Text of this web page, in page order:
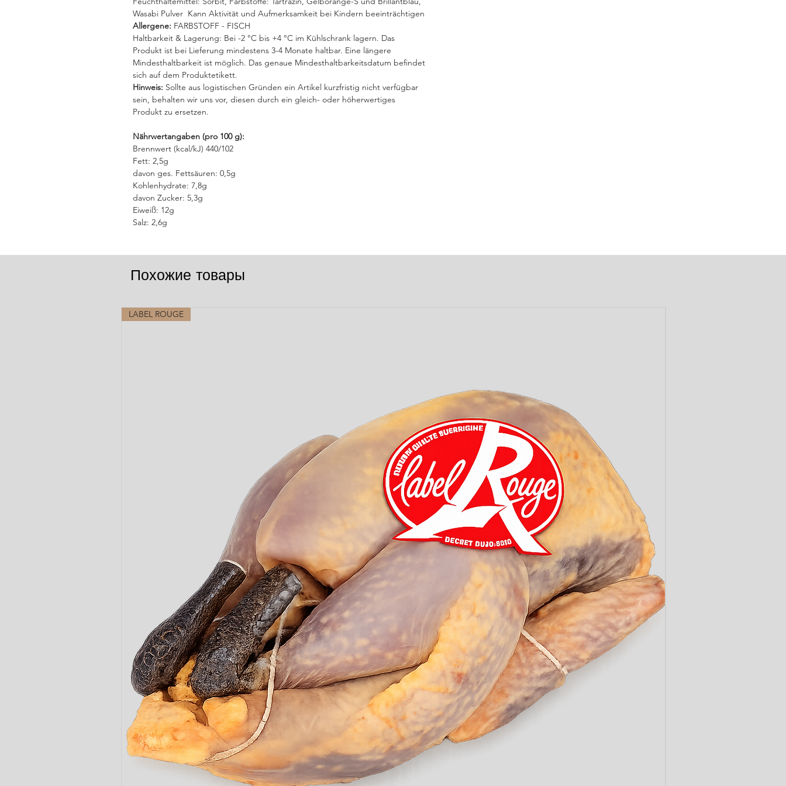
Wasabi Pulver Kann Aktivität und Aufmerksamkeit bei Kindern beeinträchtigen
Allergene: FARBSTOFF - FISCH
Haltbarkeit & Lagerung: Bei -2 °C bis +4 °C im Kühlschrank lagern. Das
Produkt ist bei Lieferung mindestens 3-4 Monate haltbar. Eine längere
Mindesthaltbarkeit ist möglich. Das genaue Mindesthaltbarkeitsdatum befindet
sich auf dem Produktetikett.
Hinweis: Sollte aus logistischen Gründen ein Artikel kurzfristig nicht verfügbar
sein, behalten wir uns vor, diesen durch ein gleich- oder höherwertiges
Produkt zu ersetzen.
Nährwertangaben (pro 100 g):
Brennwert (kcal/kJ) 440/102
Fett: 2,5g
davon ges. Fettsäuren: 0,5g
Kohlenhydrate: 7,8g
davon Zucker: 5,3g
Eiweiß: 12g
Salz: 2,6g
Похожие товары
LABEL ROUGE